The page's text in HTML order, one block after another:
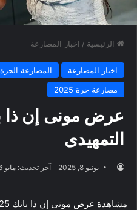
الرئيسية / اخبار المصارعة
اخبار المصارعة المصارعة الحرة
مصارعة حرة 2025
التمهيدى
يونيو 8, 2025 آخر تحديث: مايو 16, 2026